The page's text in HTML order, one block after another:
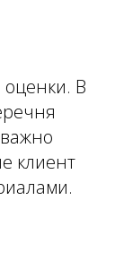
В
клиент